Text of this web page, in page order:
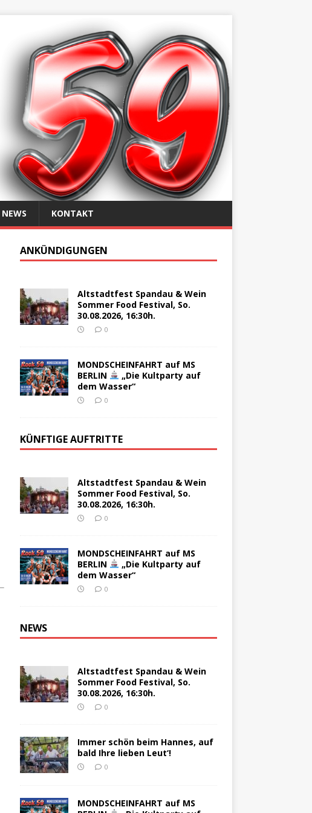
NEWS KONTAKT
ANKÜNDIGUNGEN
Altstadtfest Spandau & Wein
Sommer Food Festival, So.
30.08.2026, 16:30h.
0
MONDSCHEINFAHRT auf MS
BERLIN
„Die Kultparty auf
dem Wasser“
0
KÜNFTIGE AUFTRITTE
Altstadtfest Spandau & Wein
Sommer Food Festival, So.
30.08.2026, 16:30h.
0
MONDSCHEINFAHRT auf MS
BERLIN
„Die Kultparty auf
dem Wasser“
0
NEWS
Altstadtfest Spandau & Wein
Sommer Food Festival, So.
30.08.2026, 16:30h.
0
Immer schön beim Hannes, auf
bald Ihre lieben Leut‘!
0
MONDSCHEINFAHRT auf MS